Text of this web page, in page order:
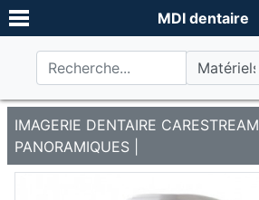
MDI dentaire
IMAGERIE DENTAIRE CARESTREAM
PANORAMIQUES